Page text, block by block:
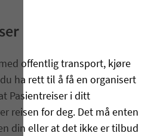
offentlig transport, kjøre
ha rett til å få en organisert
Pasientreiser i ditt
reisen for deg. Det må enten
din eller at det ikke er tilbud